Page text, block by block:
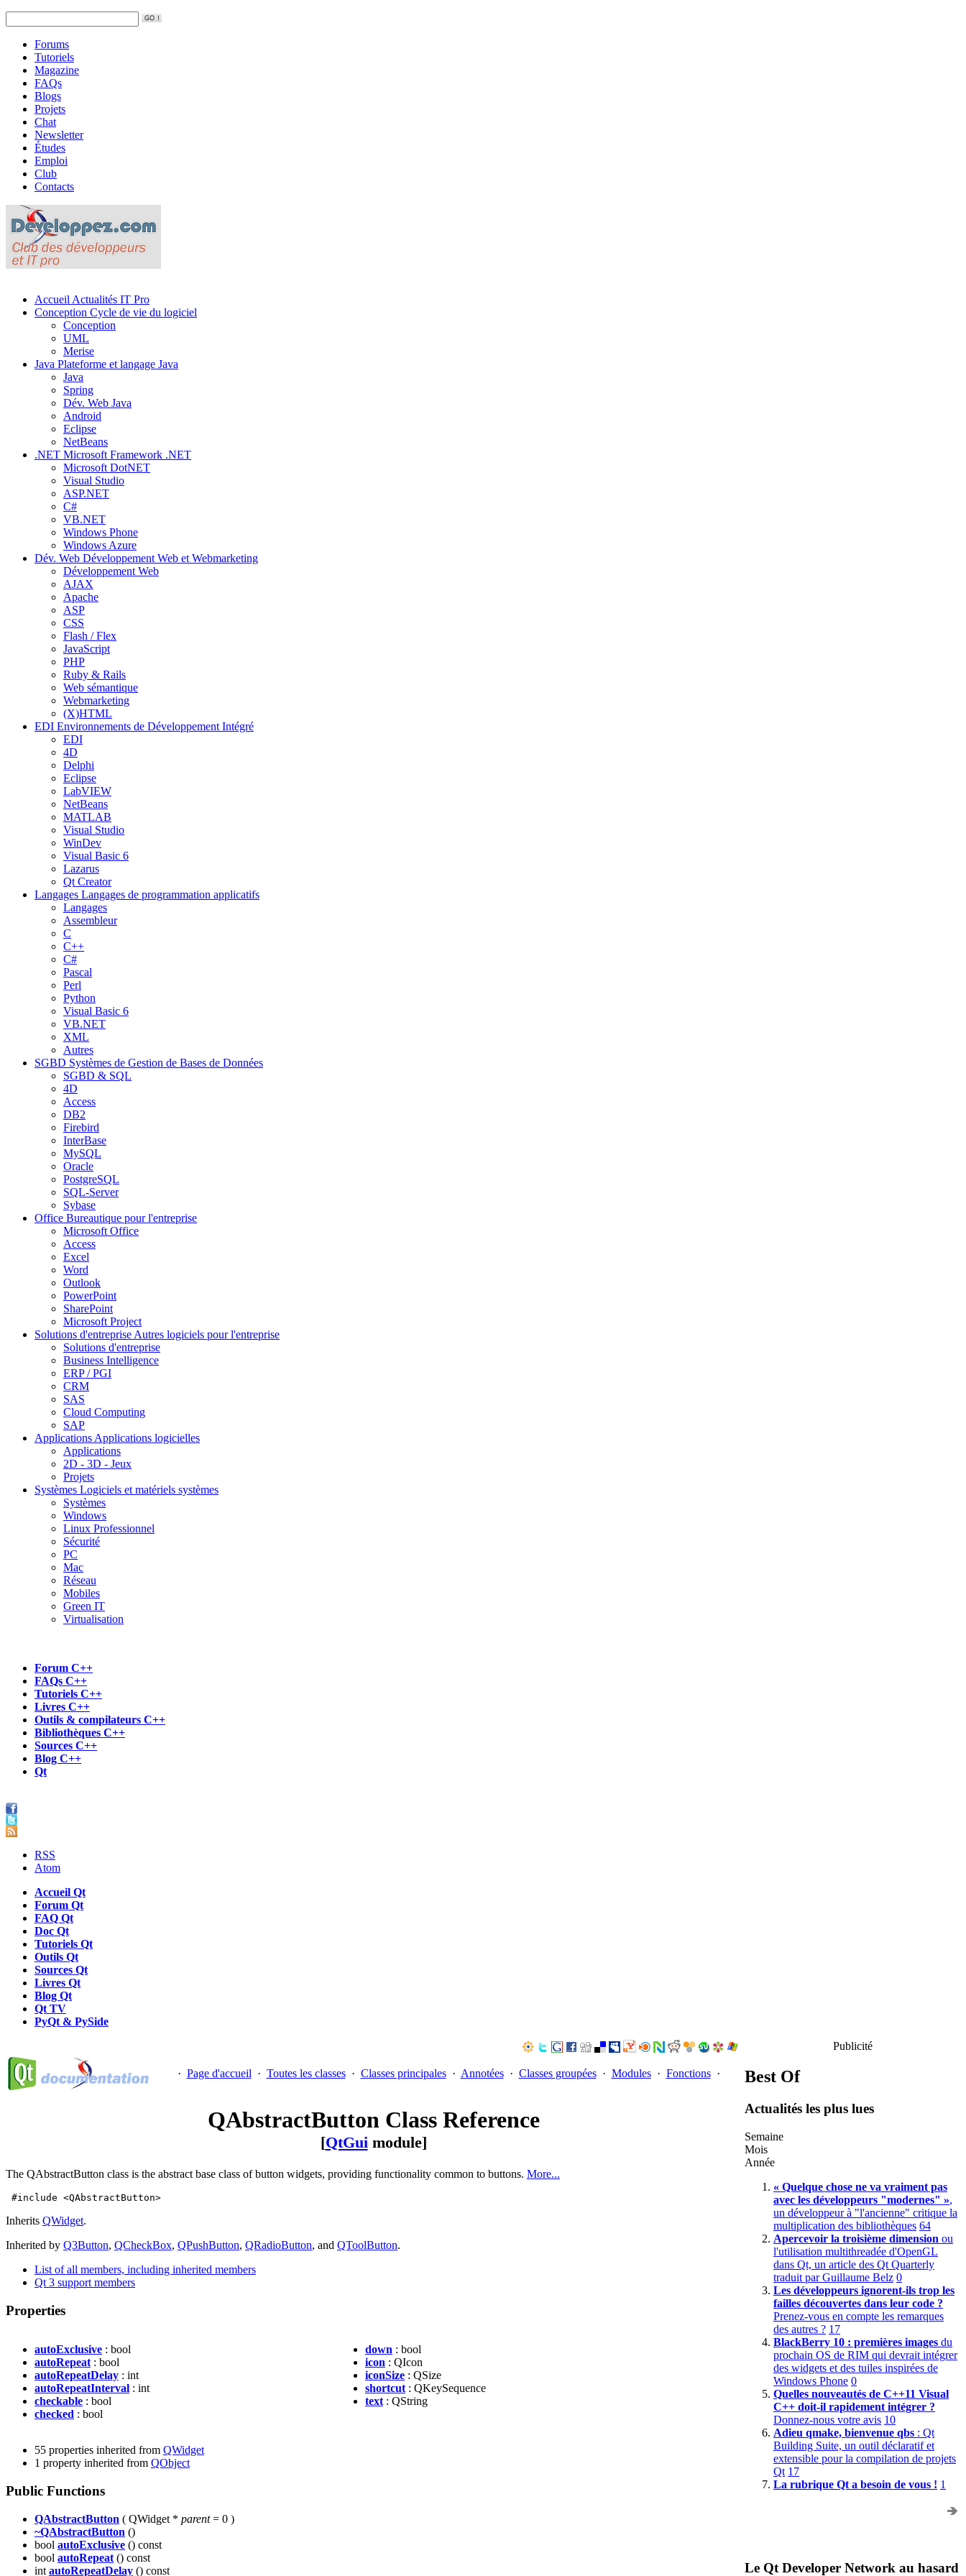
Forums
Tutoriels
Magazine
FAQs
Blogs
Projets
Chat
Newsletter
Études
Emploi
Club
Contacts
Accueil Actualités IT Pro
Conception Cycle de vie du logiciel
Conception
UML
Merise
Java Plateforme et langage Java
Java
Spring
Dév. Web Java
Android
Eclipse
NetBeans
.NET Microsoft Framework .NET
Microsoft DotNET
Visual Studio
ASP.NET
C#
VB.NET
Windows Phone
Windows Azure
Dév. Web Développement Web et Webmarketing
Développement Web
AJAX
Apache
ASP
CSS
Flash / Flex
JavaScript
PHP
Ruby & Rails
Web sémantique
Webmarketing
(X)HTML
EDI Environnements de Développement Intégré
EDI
4D
Delphi
Eclipse
LabVIEW
NetBeans
MATLAB
Visual Studio
WinDev
Visual Basic 6
Lazarus
Qt Creator
Langages Langages de programmation applicatifs
Langages
Assembleur
C
C++
C#
Pascal
Perl
Python
Visual Basic 6
VB.NET
XML
Autres
SGBD Systèmes de Gestion de Bases de Données
SGBD & SQL
4D
Access
DB2
Firebird
InterBase
MySQL
Oracle
PostgreSQL
SQL-Server
Sybase
Office Bureautique pour l'entreprise
Microsoft Office
Access
Excel
Word
Outlook
PowerPoint
SharePoint
Microsoft Project
Solutions d'entreprise Autres logiciels pour l'entreprise
Solutions d'entreprise
Business Intelligence
ERP / PGI
CRM
SAS
Cloud Computing
SAP
Applications Applications logicielles
Applications
2D - 3D - Jeux
Projets
Systèmes Logiciels et matériels systèmes
Systèmes
Windows
Linux Professionnel
Sécurité
PC
Mac
Réseau
Mobiles
Green IT
Virtualisation
Forum C++
FAQs C++
Tutoriels C++
Livres C++
Outils & compilateurs C++
Bibliothèques C++
Sources C++
Blog C++
Qt
RSS
Atom
Accueil Qt
Forum Qt
FAQ Qt
Doc Qt
Tutoriels Qt
Outils Qt
Sources Qt
Livres Qt
Blog Qt
Qt TV
PyQt & PySide
· Page d'accueil · Toutes les classes· Classes principales· Annotées· Classes groupées· Modules· Fonctions·
QAbstractButton Class Reference
[QtGuimodule]
The QAbstractButton class is the abstract base class of button widgets, providing functionality common to buttons. More...
#include <QAbstractButton>
Inherits QWidget.
Inherited by Q3Button, QCheckBox, QPushButton, QRadioButton, and QToolButton.
List of all members, including inherited members
Qt 3 support members
Properties
autoExclusive : bool
autoRepeat : bool
autoRepeatDelay : int
autoRepeatInterval : int
checkable : bool
checked : bool
down : bool
icon : QIcon
iconSize : QSize
shortcut : QKeySequence
text : QString
55 properties inherited from QWidget
1 property inherited from QObject
Public Functions
QAbstractButton ( QWidget * parent= 0 )
~QAbstractButton ()
bool autoExclusive () const
bool autoRepeat () const
int autoRepeatDelay () const
Publicité
Best Of
Actualités les plus lues
Semaine
Mois
Année
« Quelque chose ne va vraiment pas
avec les développeurs "modernes" »,
un développeur à "l'ancienne" critique la
multiplication des bibliothèques 64
Apercevoir la troisième dimension ou
l'utilisation multithreadée d'OpenGL
dans Qt, un article des Qt Quarterly
traduit par Guillaume Belz 0
Les développeurs ignorent-ils trop les
failles découvertes dans leur code ?
Prenez-vous en compte les remarques
des autres ? 17
BlackBerry 10 : premières images du
prochain OS de RIM qui devrait intégrer
des widgets et des tuiles inspirées de
Windows Phone 0
Quelles nouveautés de C++11 Visual
C++ doit-il rapidement intégrer ?
Donnez-nous votre avis 10
Adieu qmake, bienvenue qbs : Qt
Building Suite, un outil déclaratif et
extensible pour la compilation de projets
Qt 17
La rubrique Qt a besoin de vous ! 1
Le Qt Developer Network au hasard